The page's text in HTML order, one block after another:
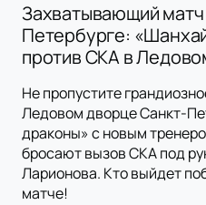
Захватывающий
Петербурге:
против СКА в
Не пропустите
Ледовом дворце Санкт-
драконы» с новым
бросают вызов СКА под
Ларионова. Кто выйдет
матче!